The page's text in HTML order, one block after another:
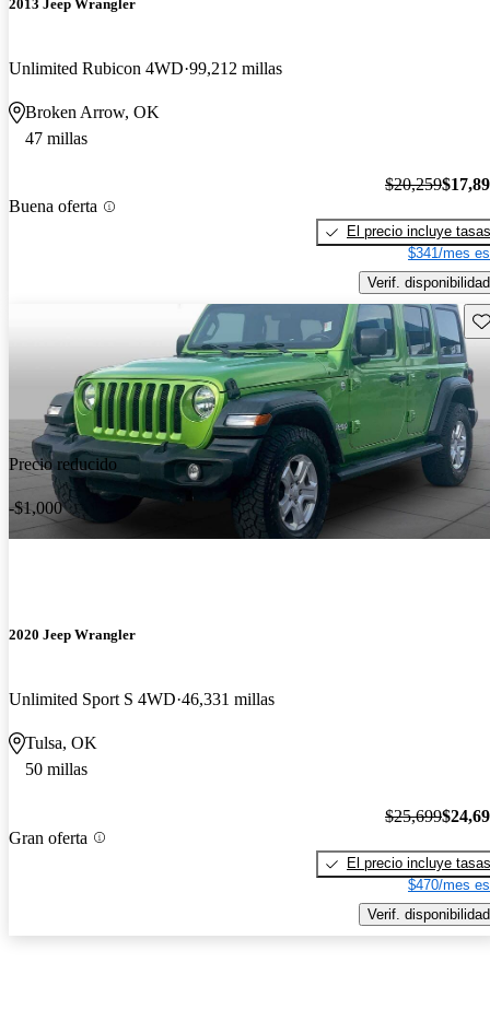
2013 Jeep Wrangler
Unlimited Rubicon 4WD 99,212 millas
Broken Arrow, OK
47 millas
Buena oferta
$20,259
El precio incluye tasas
$341/mes
Verif. disponibilidad
Precio reducido
-$1,000
2020 Jeep Wrangler
Unlimited Sport S 4WD 46,331 millas
Tulsa, OK
50 millas
Gran oferta
$25,699
El precio incluye tasas
$470/mes
Verif. disponibilidad